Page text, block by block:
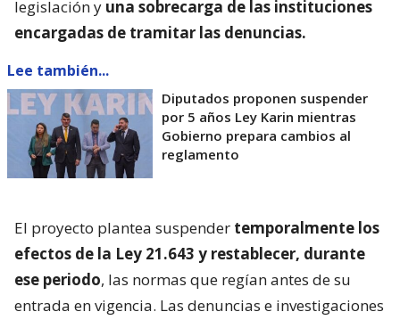
legislación y una sobrecarga de las instituciones
encargadas de tramitar las denuncias.
Lee también...
Diputados proponen suspender
por 5 años Ley Karin mientras
Gobierno prepara cambios al
reglamento
El proyecto plantea suspender temporalmente los
efectos de la Ley 21.643 y restablecer, durante
ese periodo, las normas que regían antes de su
entrada en vigencia. Las denuncias e investigaciones